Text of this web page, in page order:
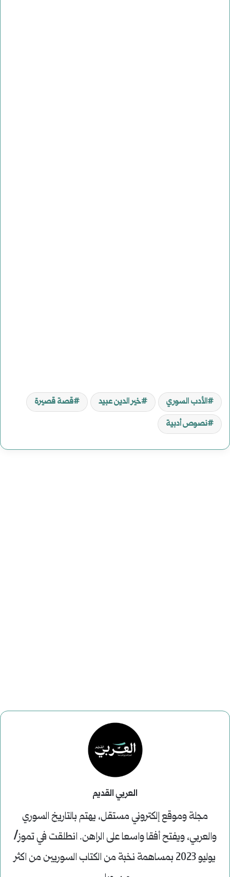
الأدب السوري خير الدين عبيد
قصة قصيرة
نصوص أدبية
العربي القديم
مجلة وموقع إلكتروني مستقل، يهتم بالتاريخ السوري
والعربي، ويفتح أفقا واسعا على الراهن. انطلقت في تموز/
يوليو 2023 بمساهمة نخبة من الكتاب السوريين من اكثر